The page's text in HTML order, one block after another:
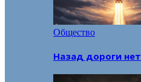
Общество
Назад дороги нет